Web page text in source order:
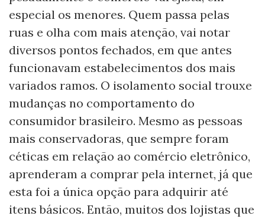
especial os menores. Quem passa pelas
ruas e olha com mais atenção, vai notar
diversos pontos fechados, em que antes
funcionavam estabelecimentos dos mais
variados ramos. O isolamento social trouxe
mudanças no comportamento do
consumidor brasileiro. Mesmo as pessoas
mais conservadoras, que sempre foram
céticas em relação ao comércio eletrônico,
aprenderam a comprar pela internet, já que
esta foi a única opção para adquirir até
itens básicos. Então, muitos dos lojistas que